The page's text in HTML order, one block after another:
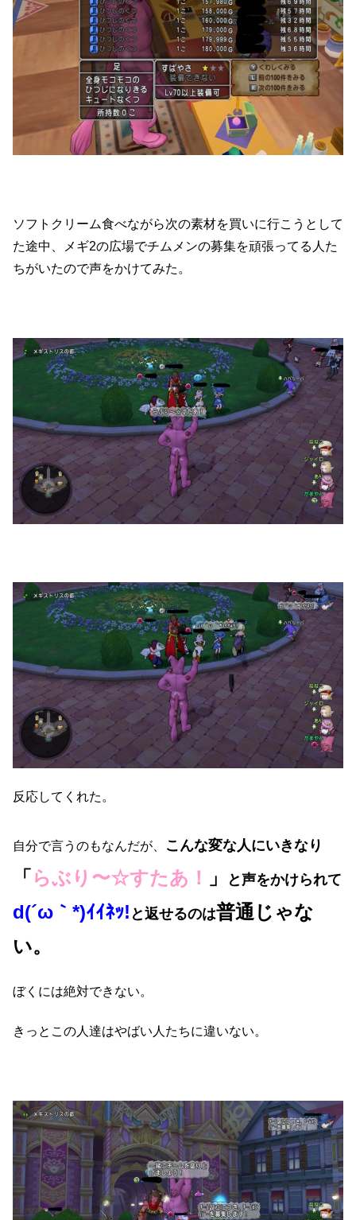
ソフトクリーム食べながら次の素材を買いに行こうとして
た途中、メギ2の広場でチムメンの募集を頑張ってる人た
ちがいたので声をかけてみた。
反応してくれた。
自分で言うのもなんだが、 こんな変な人にいきなり
「らぶり〜☆すたあ！ 」 と声をかけられて
d(´ω｀*)ｲｲﾈｯ! と返せるのは普通じゃな
い。
ぼくには絶対できない。
きっとこの人達はやばい人たちに違いない。